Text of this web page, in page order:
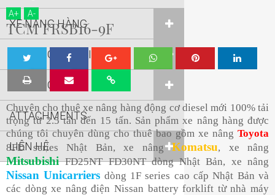
A+ A-
TCM FRSB16-9F
eet
Sha
re
Sha
re
re
re
Chuyên cho thuê xe nâng hàng động cơ diesel mới 100% tải
trọng từ 2.5 tấn đến 15 tấn. Sản phẩm xe nâng hàng được
chúng tôi chuyên dùng cho thuê bao gồm xe nâng Toyota
8FD series Nhật Bản, xe nângKomatsu, xe nâng
Mitsubishi FD25NT FD30NT dòng Nhật Bản, xe nâng
Nissan Unicarriers dòng 1F series cao cấp Nhật Bản và
các dòng xe nâng điện Nissan battery forklift từ nhà máy
XE NÂNG HÀNG
XE NÂNG NGƯỜI
XE NÂNG KHÁC
ATTACHMENTS
LIÊN HỆ